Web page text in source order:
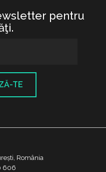
pentru
TE
România
606